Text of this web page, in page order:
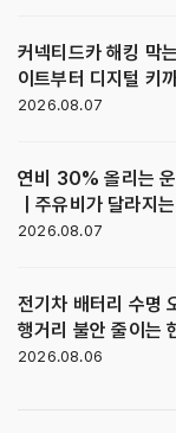
커넥티드카 해킹 막
이트부터 디지털 키
2026.08.07
연비 30% 올리는
｜주유비가 달라지
2026.08.07
전기차 배터리 수명
행거리 불안 줄이는
2026.08.06